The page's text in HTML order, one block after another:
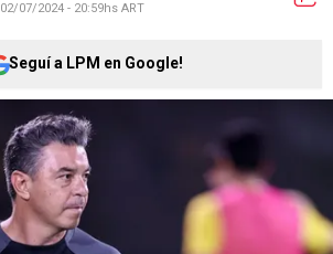
02/07/2024 - 20:59hs ART
Seguí a LPM en Google!